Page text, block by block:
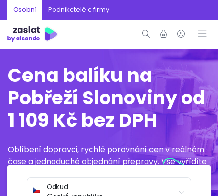
Osobní Podnikatelé a firmy
Cena balíku na
Pobřeží Slonoviny od
1 109 Kč bez DPH
Oblíbení dopravci, rychlé porovnání cen v reálném
čase a jednoduché objednání přepravy. Vše vyřídíte
Odkud